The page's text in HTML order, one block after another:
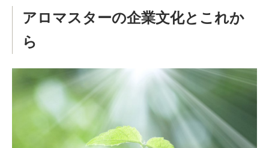
アロマスターの企業文化とこれか
ら